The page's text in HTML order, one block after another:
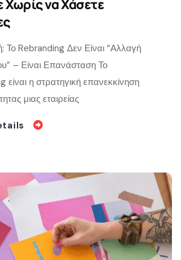
Χωρίς να Χάσετε
Το Rebranding Δεν Είναι “Αλλαγή
– Είναι Επανάσταση Το
είναι η στρατηγική επανεκκίνηση
μιας εταιρείας